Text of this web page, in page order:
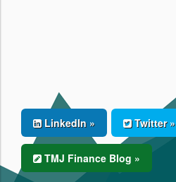
LinkedIn » Twitter »
TMJ Finance Blog »